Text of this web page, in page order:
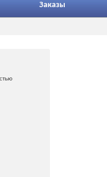
Заказы